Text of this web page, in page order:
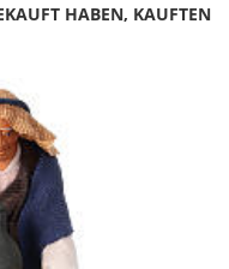
HABEN, KAUFTEN